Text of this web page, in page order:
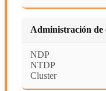
Administración de
NDP
NTDP
Cluster